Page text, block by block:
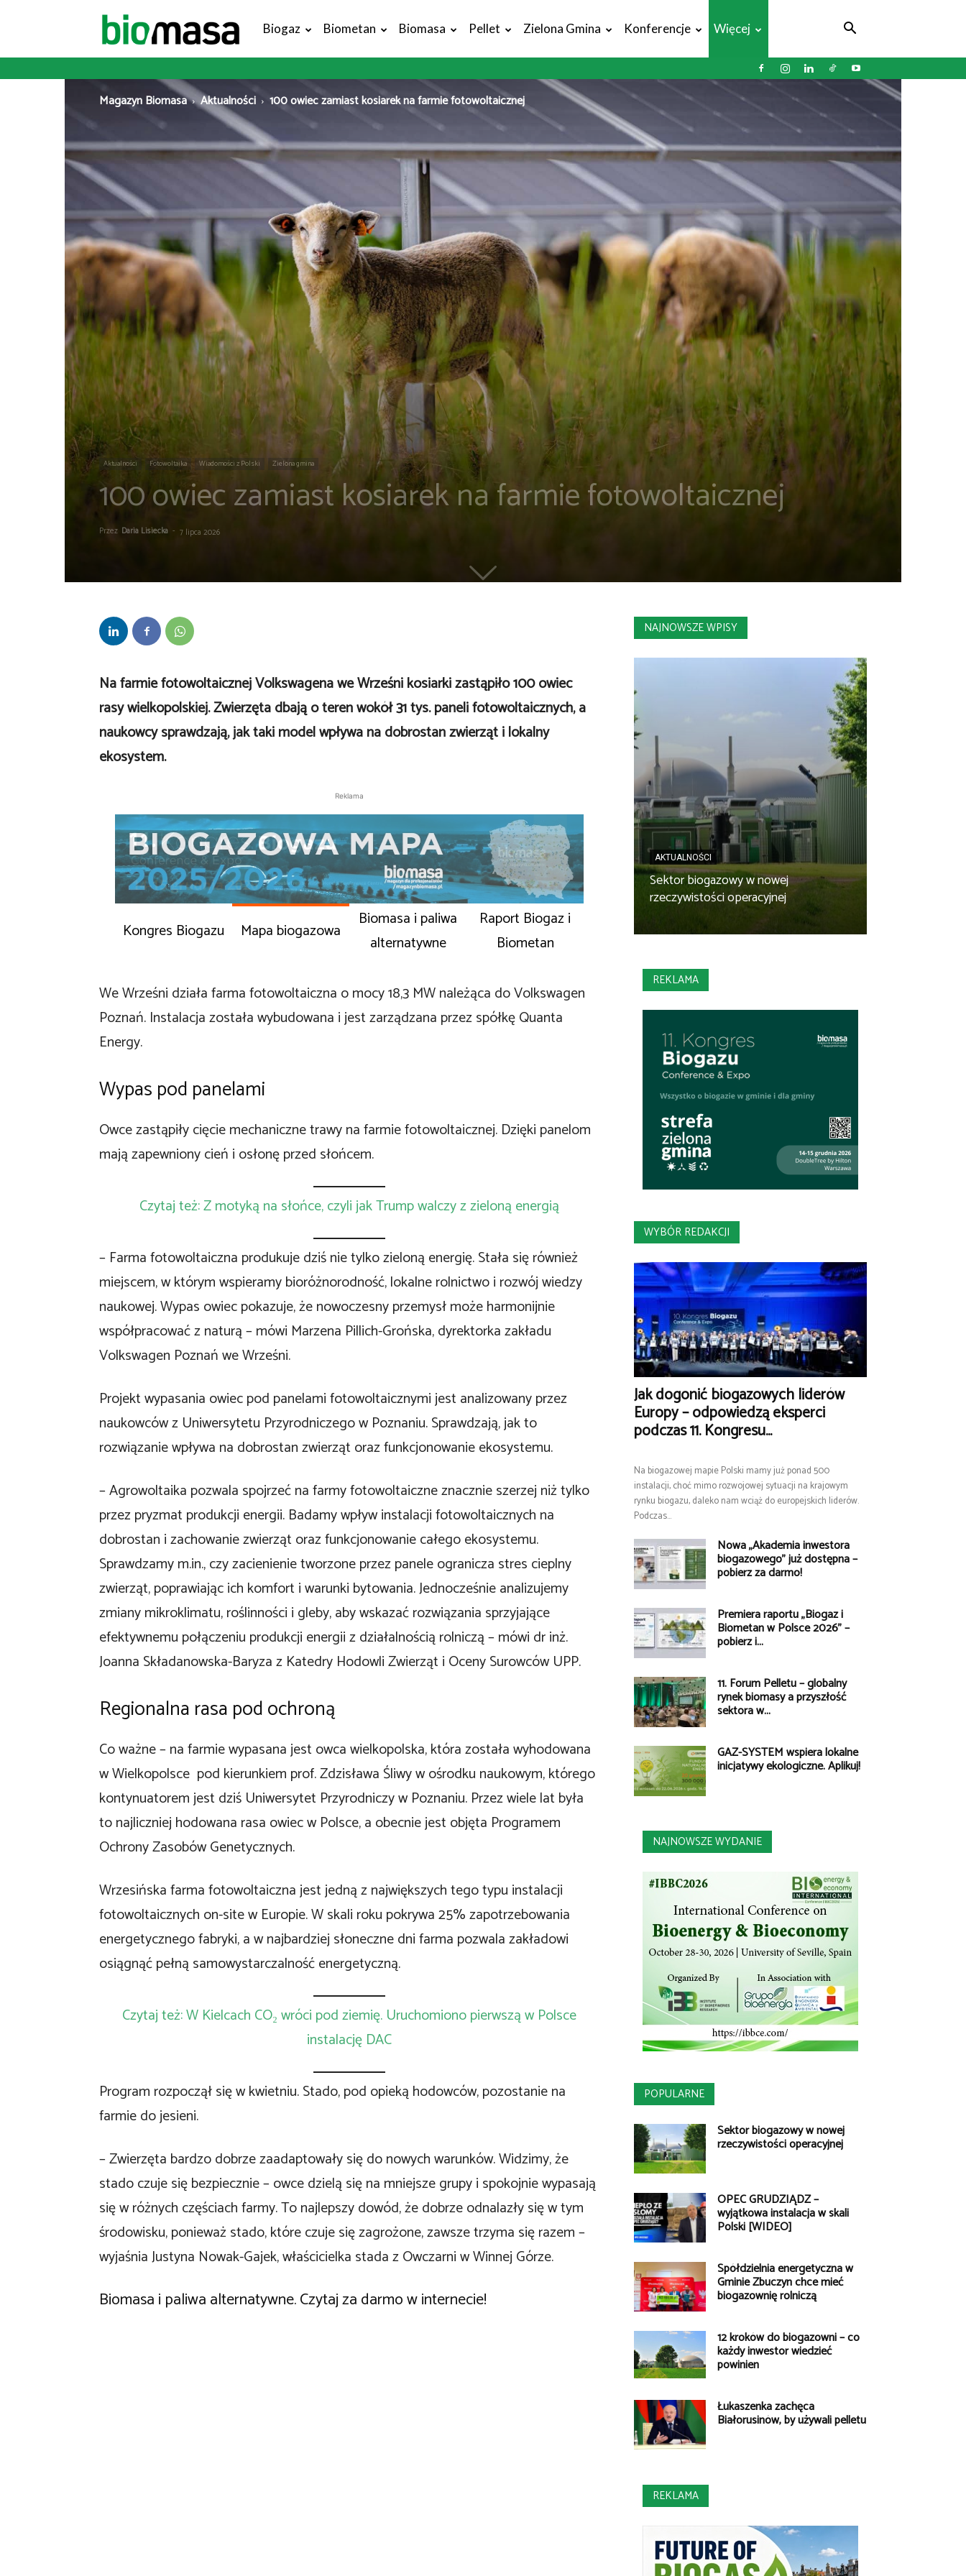
Magazyn
Biomasa
Biogaz Biometan Biomasa Pellet Zielona Gmina Konferencje Więcej
Magazyn Biomasa Aktualności 100 owiec zamiast kosiarek na farmie fotowoltaicznej
Aktualności Fotowoltaika Wiadomości z Polski Zielona gmina
100 owiec zamiast kosiarek na farmie fotowoltaicznej
Przez Daria Lisiecka - 7 lipca 2026
Na farmie fotowoltaicznej Volkswagena we Wrześni kosiarki zastąpiło 100 owiec
rasy wielkopolskiej. Zwierzęta dbają o teren wokół 31 tys. paneli fotowoltaicznych, a
naukowcy sprawdzają, jak taki model wpływa na dobrostan zwierząt i lokalny
ekosystem.
Reklama
Kongres Biogazu Mapa biogazowa
Biomasa i paliwa
alternatywne
Raport Biogaz i
Biometan
We Wrześni działa farma fotowoltaiczna o mocy 18,3 MW należąca do Volkswagen
Poznań. Instalacja została wybudowana i jest zarządzana przez spółkę Quanta
Energy.
Wypas pod panelami
Owce zastąpiły cięcie mechaniczne trawy na farmie fotowoltaicznej. Dzięki panelom
mają zapewniony cień i osłonę przed słońcem.
Czytaj też: Z motyką na słońce, czyli jak Trump walczy z zieloną energią
– Farma fotowoltaiczna produkuje dziś nie tylko zieloną energię. Stała się również
miejscem, w którym wspieramy bioróżnorodność, lokalne rolnictwo i rozwój wiedzy
naukowej. Wypas owiec pokazuje, że nowoczesny przemysł może harmonijnie
współpracować z naturą – mówi Marzena Pillich-Grońska, dyrektorka zakładu
Volkswagen Poznań we Wrześni.
Projekt wypasania owiec pod panelami fotowoltaicznymi jest analizowany przez
naukowców z Uniwersytetu Przyrodniczego w Poznaniu. Sprawdzają, jak to
rozwiązanie wpływa na dobrostan zwierząt oraz funkcjonowanie ekosystemu.
– Agrowoltaika pozwala spojrzeć na farmy fotowoltaiczne znacznie szerzej niż tylko
przez pryzmat produkcji energii. Badamy wpływ instalacji fotowoltaicznych na
dobrostan i zachowanie zwierząt oraz funkcjonowanie całego ekosystemu.
Sprawdzamy m.in., czy zacienienie tworzone przez panele ogranicza stres cieplny
zwierząt, poprawiając ich komfort i warunki bytowania. Jednocześnie analizujemy
zmiany mikroklimatu, roślinności i gleby, aby wskazać rozwiązania sprzyjające
efektywnemu połączeniu produkcji energii z działalnością rolniczą – mówi dr inż.
Joanna Składanowska-Baryza z Katedry Hodowli Zwierząt i Oceny Surowców UPP.
Regionalna rasa pod ochroną
Co ważne – na farmie wypasana jest owca wielkopolska, która została wyhodowana
w Wielkopolsce pod kierunkiem prof. Zdzisława Śliwy w ośrodku naukowym, którego
kontynuatorem jest dziś Uniwersytet Przyrodniczy w Poznaniu. Przez wiele lat była
to najliczniej hodowana rasa owiec w Polsce, a obecnie jest objęta Programem
Ochrony Zasobów Genetycznych.
Wrzesińska farma fotowoltaiczna jest jedną z największych tego typu instalacji
fotowoltaicznych on-site w Europie. W skali roku pokrywa 25% zapotrzebowania
energetycznego fabryki, a w najbardziej słoneczne dni farma pozwala zakładowi
osiągnąć pełną samowystarczalność energetyczną.
Czytaj też: W Kielcach CO₂ wróci pod ziemię. Uruchomiono pierwszą w Polsce
instalację DAC
Program rozpoczął się w kwietniu. Stado, pod opieką hodowców, pozostanie na
farmie do jesieni.
– Zwierzęta bardzo dobrze zaadaptowały się do nowych warunków. Widzimy, że
stado czuje się bezpiecznie – owce dzielą się na mniejsze grupy i spokojnie wypasają
się w różnych częściach farmy. To najlepszy dowód, że dobrze odnalazły się w tym
środowisku, ponieważ stado, które czuje się zagrożone, zawsze trzyma się razem –
wyjaśnia Justyna Nowak-Gajek, właścicielka stada z Owczarni w Winnej Górze.
Biomasa i paliwa alternatywne. Czytaj za darmo w internecie!
NAJNOWSZE WPISY
AKTUALNOŚCI
Sektor biogazowy w nowej
rzeczywistości operacyjnej
REKLAMA
WYBÓR REDAKCJI
Jak dogonić biogazowych liderów
Europy – odpowiedzą eksperci
podczas 11. Kongresu...
Na biogazowej mapie Polski mamy już ponad 500
instalacji, choć mimo rozwojowej sytuacji na krajowym
rynku biogazu, daleko nam wciąż do europejskich liderów.
Podczas...
Nowa „Akademia inwestora
biogazowego” już dostępna –
pobierz za darmo!
Premiera raportu „Biogaz i
Biometan w Polsce 2026” –
pobierz i...
11. Forum Pelletu – globalny
rynek biomasy a przyszłość
sektora w...
GAZ-SYSTEM wspiera lokalne
inicjatywy ekologiczne. Aplikuj!
NAJNOWSZE WYDANIE
POPULARNE
Sektor biogazowy w nowej
rzeczywistości operacyjnej
OPEC GRUDZIĄDZ –
wyjątkowa instalacja w skali
Polski [WIDEO]
Spółdzielnia energetyczna w
Gminie Zbuczyn chce mieć
biogazownię rolniczą
12 kroków do biogazowni – co
każdy inwestor wiedzieć
powinien
Łukaszenka zachęca
Białorusinów, by używali pelletu
REKLAMA